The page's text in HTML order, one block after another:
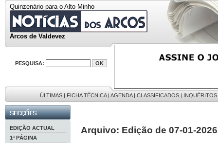
Quinzenário para o Alto Minho
Arcos de Valdevez
PESQUISA:
ÚLTIMAS | FICHA TÉCNICA| AGENDA| CLASSIFICADOS | INQUÉRITOS
EDIÇÃO ACTUAL
1ª PÁGINA
Arquivo: Edição de 07-01-2026